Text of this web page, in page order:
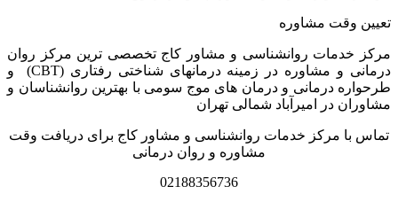
تعیین وقت مشاوره
مرکز خدمات روانشناسی و مشاور کاج تخصصی‏ ترین مرکز روان
درمانی و مشاوره در زمینه درمان‏های شناختی رفتاری (CBT) و
طرحواره درمانی و درمان های موج سومی با بهترین روانشناسان و
مشاوران در امیرآباد شمالی تهران
تماس با مرکز خدمات روانشناسی و مشاور کاج برای دریافت وقت
مشاوره و روان درمانی
02188356736